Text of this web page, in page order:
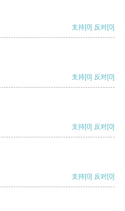
支持[0] 反对[0]
支持[0] 反对[0]
支持[0] 反对[0]
支持[0] 反对[0]